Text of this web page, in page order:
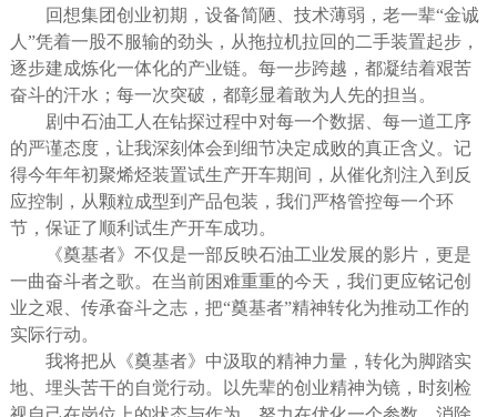
回想集团创业初期，设备简陋、技术薄弱，老一辈“金诚
人”凭着一股不服输的劲头，从拖拉机拉回的二手装置起步，
逐步建成炼化一体化的产业链。每一步跨越，都凝结着艰苦
奋斗的汗水；每一次突破，都彰显着敢为人先的担当。
剧中石油工人在钻探过程中对每一个数据、每一道工序
的严谨态度，让我深刻体会到细节决定成败的真正含义。记
得今年年初聚烯烃装置试生产开车期间，从催化剂注入到反
应控制，从颗粒成型到产品包装，我们严格管控每一个环
节，保证了顺利试生产开车成功。
《奠基者》不仅是一部反映石油工业发展的影片，更是
一曲奋斗者之歌。在当前困难重重的今天，我们更应铭记创
业之艰、传承奋斗之志，把“奠基者”精神转化为推动工作的
实际行动。
我将把从《奠基者》中汲取的精神力量，转化为脚踏实
地、埋头苦干的自觉行动。以先辈的创业精神为镜，时刻检